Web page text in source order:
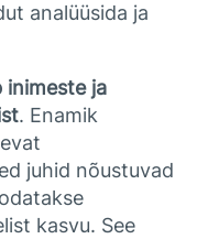
analüüsida ja
inimeste ja
. Enamik
juhid nõustuvad
kasvu. See